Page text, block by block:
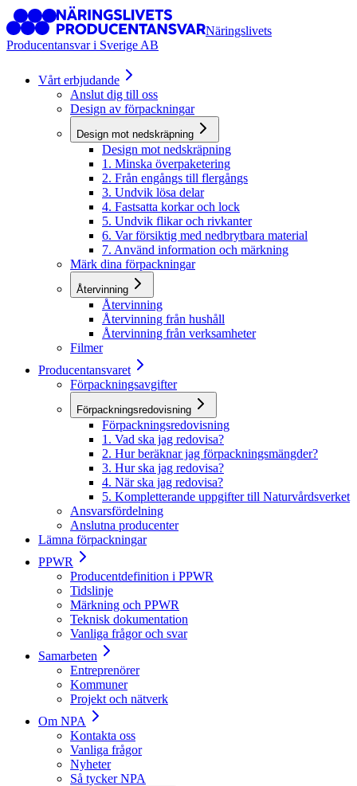
Näringslivets
Producentansvar i Sverige AB
Vårt erbjudande
Anslut dig till oss
Design av förpackningar
Design mot nedskräpning
Design mot nedskräpning
1. Minska överpaketering
2. Från engångs till flergångs
3. Undvik lösa delar
4. Fastsatta korkar och lock
5. Undvik flikar och rivkanter
6. Var försiktig med nedbrytbara material
7. Använd information och märkning
Märk dina förpackningar
Återvinning
Återvinning
Återvinning från hushåll
Återvinning från verksamheter
Filmer
Producentansvaret
Förpackningsavgifter
Förpackningsredovisning
Förpackningsredovisning
1. Vad ska jag redovisa?
2. Hur beräknar jag förpackningsmängder?
3. Hur ska jag redovisa?
4. När ska jag redovisa?
5. Kompletterande uppgifter till Naturvårdsverket
Ansvarsfördelning
Anslutna producenter
Lämna förpackningar
PPWR
Producentdefinition i PPWR
Tidslinje
Märkning och PPWR
Teknisk dokumentation
Vanliga frågor och svar
Samarbeten
Entreprenörer
Kommuner
Projekt och nätverk
Om NPA
Kontakta oss
Vanliga frågor
Nyheter
Så tycker NPA